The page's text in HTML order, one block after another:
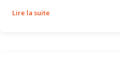
Lire la suite